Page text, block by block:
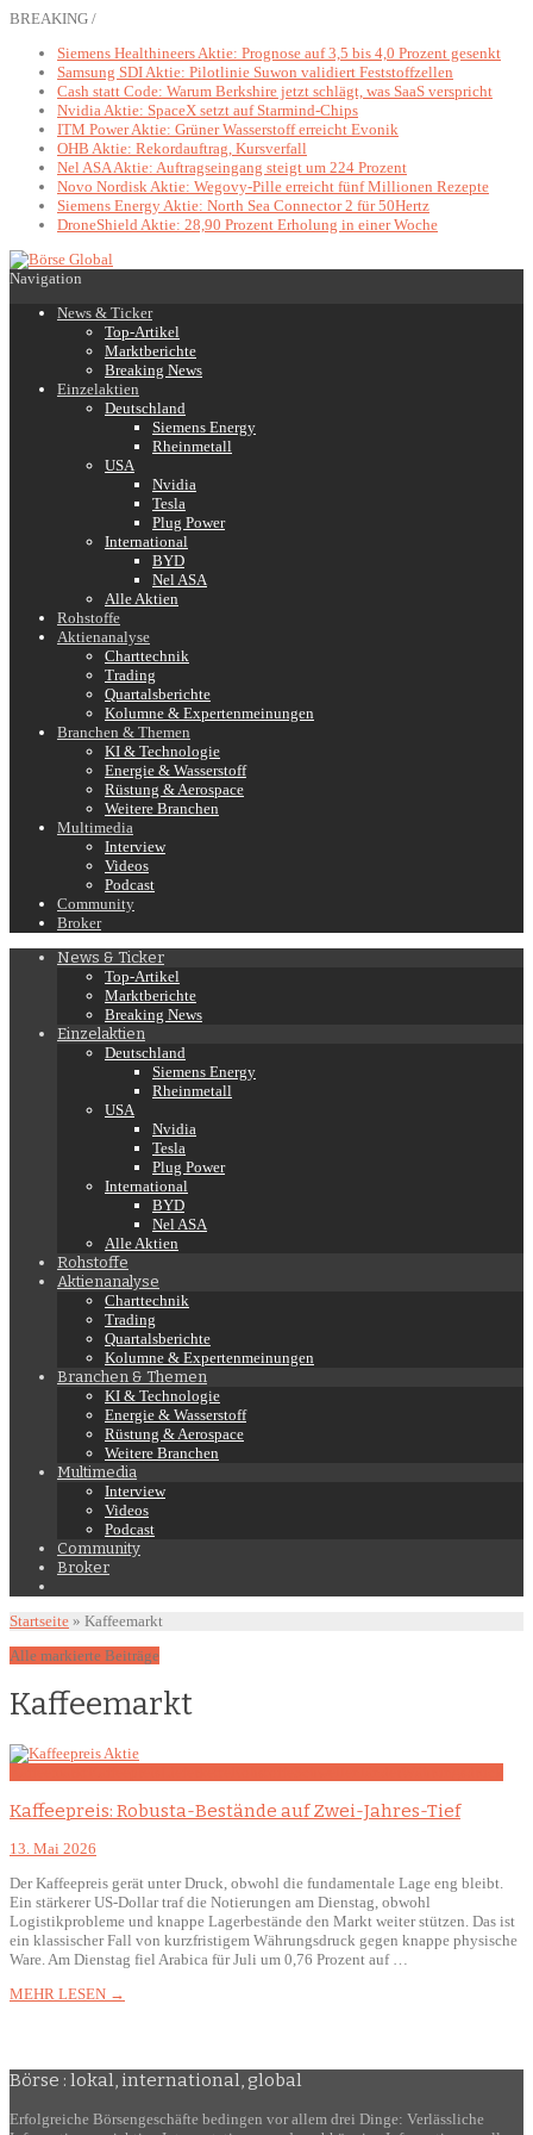
BREAKING /
Siemens Healthineers Aktie: Prognose auf 3,5 bis 4,0 Prozent gesenkt
Samsung SDI Aktie: Pilotlinie Suwon validiert Feststoffzellen
Cash statt Code: Warum Berkshire jetzt schlägt, was SaaS verspricht
Nvidia Aktie: SpaceX setzt auf Starmind-Chips
ITM Power Aktie: Grüner Wasserstoff erreicht Evonik
OHB Aktie: Rekordauftrag, Kursverfall
Nel ASA Aktie: Auftragseingang steigt um 224 Prozent
Novo Nordisk Aktie: Wegovy-Pille erreicht fünf Millionen Rezepte
Siemens Energy Aktie: North Sea Connector 2 für 50Hertz
DroneShield Aktie: 28,90 Prozent Erholung in einer Woche
Navigation
News & Ticker
Top-Artikel
Marktberichte
Breaking News
Einzelaktien
Deutschland
Siemens Energy
Rheinmetall
USA
Nvidia
Tesla
Plug Power
International
BYD
Nel ASA
Alle Aktien
Rohstoffe
Aktienanalyse
Charttechnik
Trading
Quartalsberichte
Kolumne & Expertenmeinungen
Branchen & Themen
KI & Technologie
Energie & Wasserstoff
Rüstung & Aerospace
Weitere Branchen
Multimedia
Interview
Videos
Podcast
Community
Broker
News & Ticker
Top-Artikel
Marktberichte
Breaking News
Einzelaktien
Deutschland
Siemens Energy
Rheinmetall
USA
Nvidia
Tesla
Plug Power
International
BYD
Nel ASA
Alle Aktien
Rohstoffe
Aktienanalyse
Charttechnik
Trading
Quartalsberichte
Kolumne & Expertenmeinungen
Branchen & Themen
KI & Technologie
Energie & Wasserstoff
Rüstung & Aerospace
Weitere Branchen
Multimedia
Interview
Videos
Podcast
Community
Broker
Startseite » Kaffeemarkt
Alle markierte Beiträge
Kaffeemarkt
Kaffeepreis: Robusta-Bestände auf Zwei-Jahres-Tief
13. Mai 2026
Der Kaffeepreis gerät unter Druck, obwohl die fundamentale Lage eng bleibt.
Ein stärkerer US-Dollar traf die Notierungen am Dienstag, obwohl
Logistikprobleme und knappe Lagerbestände den Markt weiter stützen. Das ist
ein klassischer Fall von kurzfristigem Währungsdruck gegen knappe physische
Ware. Am Dienstag fiel Arabica für Juli um 0,76 Prozent auf …
MEHR LESEN →
Börse : lokal, international, global
Erfolgreiche Börsengeschäfte bedingen vor allem drei Dinge: Verlässliche